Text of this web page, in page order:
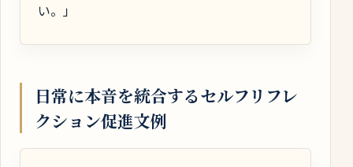
い。」
日常に本音を統合するセルフリフレ
クション促進文例